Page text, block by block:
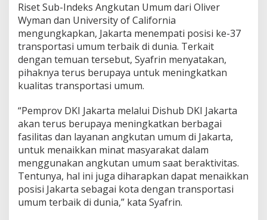
s
s
l
Riset Sub-Indeks Angkutan Umum dari Oliver
Wyman dan University of California
mengungkapkan, Jakarta menempati posisi ke-37
transportasi umum terbaik di dunia. Terkait
dengan temuan tersebut, Syafrin menyatakan,
pihaknya terus berupaya untuk meningkatkan
kualitas transportasi umum.
“Pemprov DKI Jakarta melalui Dishub DKI Jakarta
akan terus berupaya meningkatkan berbagai
fasilitas dan layanan angkutan umum di Jakarta,
untuk menaikkan minat masyarakat dalam
menggunakan angkutan umum saat beraktivitas.
Tentunya, hal ini juga diharapkan dapat menaikkan
posisi Jakarta sebagai kota dengan transportasi
umum terbaik di dunia,” kata Syafrin.